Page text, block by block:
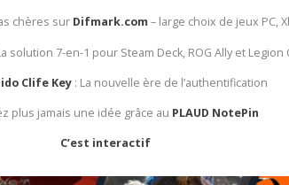
chères sur Difmark.com – large choix de jeux PC,
solution 7-en-1 pour Steam Deck, ROG Ally et Legion
Clife Key : La nouvelle ère de l’authentification
plus jamais une idée grâce au PLAUD NotePin
C’est interactif